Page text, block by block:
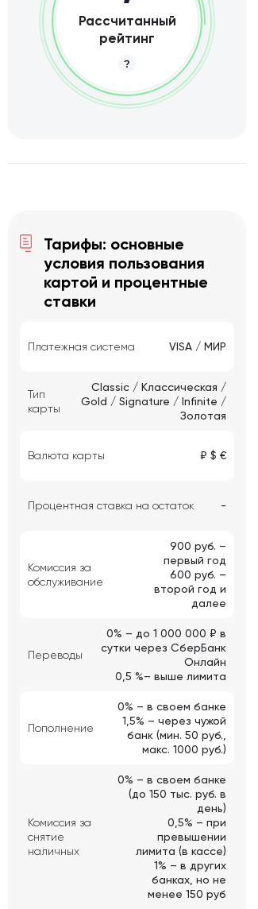
Рассчитанный
рейтинг
Тарифы: основные
условия пользования
картой и процентные
ставки
Платежная система VISA / МИР
Тип
карты
Classic / Классическая /
Gold / Signature / Infinite /
Золотая
Валюта карты ₽ $ €
Процентная ставка на остаток -
Комиссия за
обслуживание
900 руб. ­­–
первый год
600 руб. ­­–
второй год и
далее
Переводы
0% – до 1 000 000 ₽ в
сутки через СберБанк
Онлайн
0,5 %– выше лимита
Пополнение
0% – в своем банке
1,5% – через чужой
банк (мин. 50 руб.,
макс. 1000 руб.)
Комиссия за
снятие
наличных
0% – в своем банке
(до 150 тыс. руб. в
день)
0,5% – при
превышении
лимита (в кассе)
1% – в других
банках, но не
менее 150 руб